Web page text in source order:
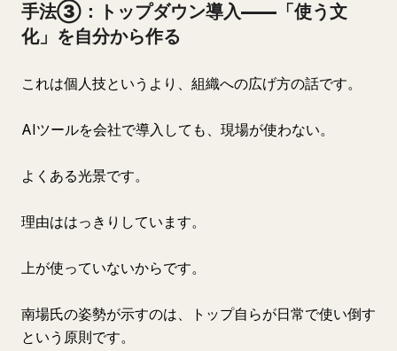
手法③：トップダウン導入——「使う文
化」を自分から作る
これは個人技というより、組織への広げ方の話です。
AIツールを会社で導入しても、現場が使わない。
よくある光景です。
理由ははっきりしています。
上が使っていないからです。
南場氏の姿勢が示すのは、トップ自らが日常で使い倒す
という原則です。